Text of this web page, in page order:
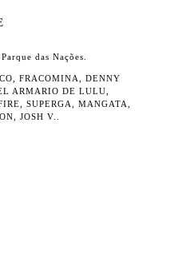
das Nações.
FRACOMINA, DENNY
ARMARIO DE LULU,
SUPERGA, MANGATA,
JOSH V..